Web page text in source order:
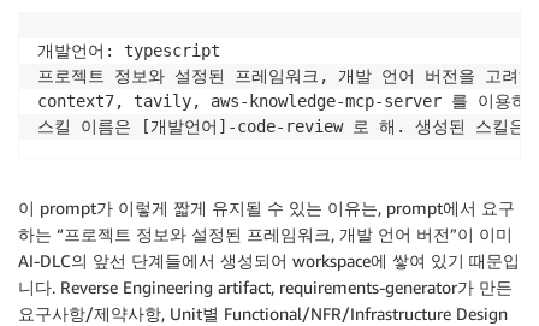
개발언어: typescript
프로젝트 정보와 설정된 프레임워크, 개발 언어 버전을 고려
context7, tavily, aws-knowledge-mcp-server 를 이용
이 prompt가 이렇게 짧게 유지될 수 있는 이유는, prompt에서 요구
하는 “프로젝트 정보와 설정된 프레임워크, 개발 언어 버전”이 이미
AI-DLC의 앞선 단계들에서 생성되어 workspace에 쌓여 있기 때문입
니다. Reverse Engineering artifact, requirements-generator가 만든
요구사항/제약사항, Unit별 Functional/NFR/Infrastructure Design